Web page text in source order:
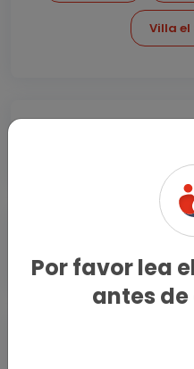
Villa
Escorts
De
Por favor lea
antes